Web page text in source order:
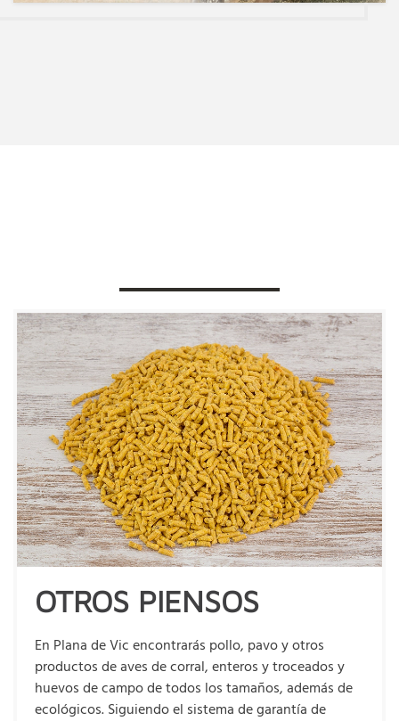
OTROS PIENSOS
En Plana de Vic encontrarás pollo, pavo y otros
productos de aves de corral, enteros y troceados y
huevos de campo de todos los tamaños, además de
ecológicos. Siguiendo el sistema de garantía de